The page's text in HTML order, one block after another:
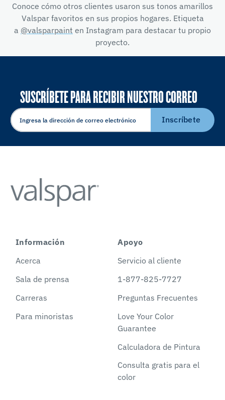
Conoce cómo otros clientes usaron sus tonos amarillos
Valspar favoritos en sus propios hogares. Etiqueta
a @valsparpaint en Instagram para destacar tu propio
proyecto.
SUSCRÍBETE PARA RECIBIR NUESTRO CORREO
ELECTRÓNICO
Inscríbete
Información
Acerca
Sala de prensa
Carreras
Para minoristas
Apoyo
Servicio al cliente
1-877-825-7727
Preguntas Frecuentes
Love Your Color
Guarantee
Calculadora de Pintura
Consulta gratis para el
color